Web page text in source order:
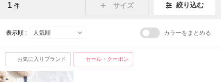
1 件 サイズ 絞り込む
表示順 : カラーをまとめる
お気に入りブランド セール・クーポン